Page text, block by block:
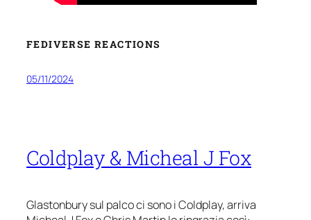
FEDIVERSE REACTIONS
05/11/2024
Coldplay & Micheal J Fox
Glastonbury sul palco ci sono i Coldplay, arriva